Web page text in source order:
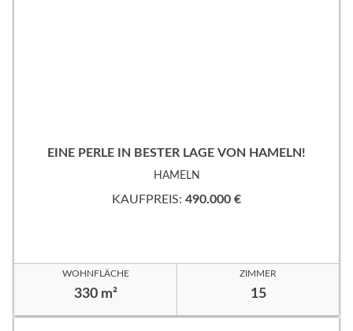
EINE PERLE IN BESTER LAGE VON HAMELN!
HAMELN
KAUFPREIS: 490.000 €
WOHNFLÄCHE
330 m²
ZIMMER
15